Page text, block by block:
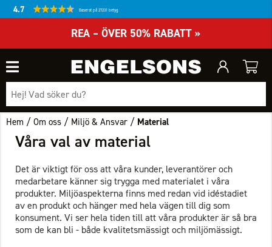
4.7 Baserat på 27231 betyg
REA – ÖVER 50% RABATT »
Hem /Om oss / Miljö & Ansvar / Material
Våra val av material
Det är viktigt för oss att våra kunder, leverantörer och
medarbetare känner sig trygga med materialet i våra
produkter. Miljöaspekterna finns med redan vid idéstadiet
av en produkt och hänger med hela vägen till dig som
konsument. Vi ser hela tiden till att våra produkter är så bra
som de kan bli - både kvalitetsmässigt och miljömässigt.